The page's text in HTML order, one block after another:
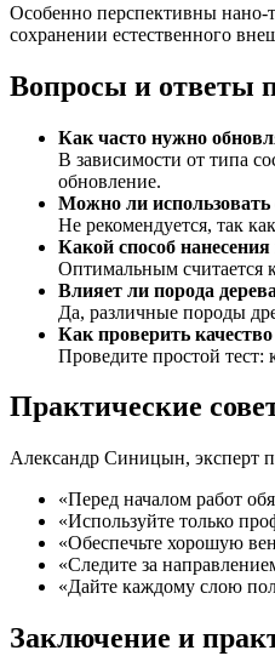
Особенно перспективны нано-
сохранении естественного
Вопросы и ответы
Как часто нужно
В зависимости от типа
обновление.
Можно ли использовать
Не рекомендуется, так
Какой способ
Оптимальным считается
Влияет ли порода
Да, различные породы
Как проверить
Проведите простой тест:
Практические
Александр Синицын, эксперт
«Перед началом работ
«Используйте только
«Обеспечьте хорошую
«Следите за
«Дайте каждому слою
Заключение и